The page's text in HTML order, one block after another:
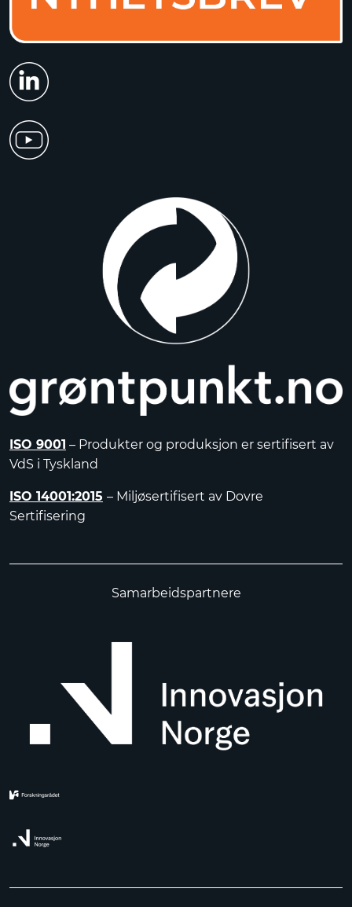
ISO 9001 – Produkter og produksjon er sertifisert av
VdS i Tyskland
ISO 14001:2015 – Miljøsertifisert av Dovre
Sertifisering
Samarbeidspartnere